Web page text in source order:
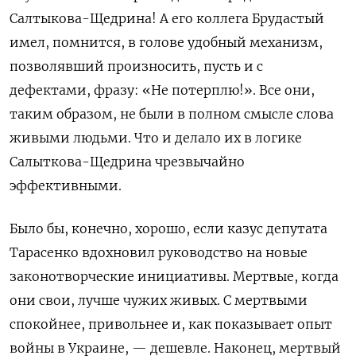
Салтыкова-Щедрина! А его коллега Брудастый
имел, помнится, в голове удобный механизм,
позволявший произносить, пусть и с
дефектами, фразу: «Не потерплю!». Все они,
таким образом, не были в полном смысле слова
живыми людьми. Что и делало их в логике
Салыткова-Щедрина чрезвычайно
эффективными.
Было бы, конечно, хорошо, если казус депутата
Тарасенко вдохновил руководство на новые
законотворческие инициативы. Мертвые, когда
они свои, лучше чужих живых. С мертвыми
спокойнее, привольнее и, как показывает опыт
войны в Украине, — дешевле. Наконец, мертвый